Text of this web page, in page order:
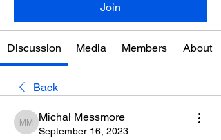
Join
Discussion Media Members About
Back
Michal Messmore
Michal Messmore
September 16, 2023